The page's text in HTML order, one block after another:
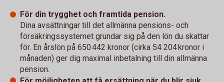
För din trygghet och framtida pension.
Dina avsättningar till det allmänna pensions- och
försäkringssystemet grundar sig på den lön du skattar
för. En årslön på 650 442 kronor (cirka 54 204 kronor i
månaden) ger dig maximal inbetalning till din allmänna
pension.